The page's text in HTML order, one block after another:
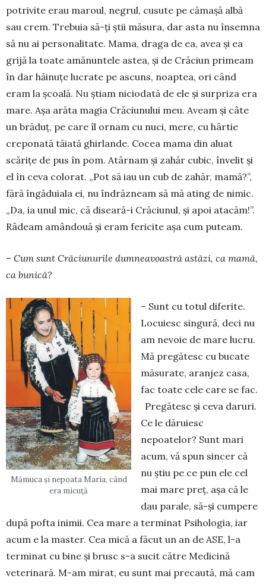
potrivite erau maroul, negrul, cusute pe cămaşă albă
sau crem. Trebuia să-ţi ştii măsura, dar asta nu însemna
să nu ai personalitate. Mama, draga de ea, avea şi ea
grijă la toate amă­nuntele astea, și de Cră­ciun primeam
în dar hăinuţe lu­crate pe ascuns, noaptea, ori când
eram la şcoală. Nu ştiam nici­odată de ele şi surpriza era
mare. Așa arăta magia Crăciu­nu­lui meu. Aveam şi câte
un brăduţ, pe care îl ornam cu nuci, mere, cu hârtie
creponată tăiată ghirlande. Cocea mama din aluat
scăriţe de pus în pom. Atârnam şi zahăr cubic, în­ve­lit şi
el în ceva colorat. „Pot să iau un cub de za­hăr, ma­mă?”,
fără îngă­du­iala ei, nu în­drăz­neam să mă ating de nimic.
„Da, ia unul mic, că diseară-i Crăciunul, şi apoi ata­căm!”.
Râ­deam amândouă şi eram fericite așa cum puteam.
– Cum sunt Crăciunurile dumneavoastră as­tăzi, ca mamă,
ca bunică?
Mămuca și nepoata Maria, când
era micuță
– Sunt cu totul diferite.
Locuiesc singură, deci nu
am nevoie de mare lucru.
Mă pregătesc cu buca­te
măsurate, aranjez casa,
fac toate cele care se fac.
Pregătesc şi ceva daruri.
Ce le dăruiesc
nepoatelor? Sunt mari
acum, vă spun sincer că
nu ştiu pe ce pun ele cel
mai mare preţ, aşa că le
dau parale, să-şi cum­pere
după pofta inimii. Cea mare a terminat Psihologia, iar
acum e la master. Cea mică a făcut un an de ASE, l-a
terminat cu bine şi brusc s-a sucit către Medicină
veterinară. M-am mirat, eu sunt mai precaută, mă cam